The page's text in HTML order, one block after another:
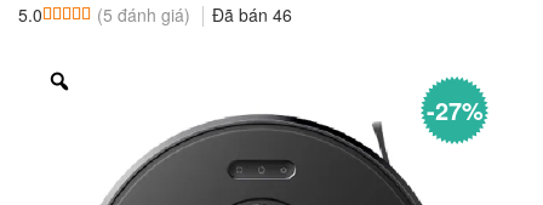
5.0 5.0 trên 5 dựa trên
5 đánh giá
(5 đánh giá) Đã bán 46
-27%